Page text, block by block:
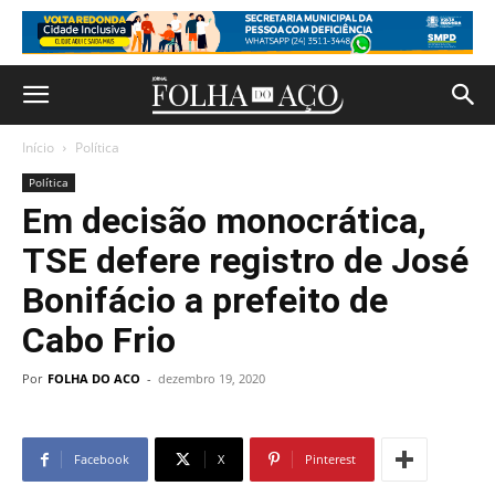
Início Política
Política
Em decisão monocrática,
TSE defere registro de José
Bonifácio a prefeito de
Cabo Frio
Por FOLHA DO ACO - dezembro 19, 2020
Facebook X Pinterest